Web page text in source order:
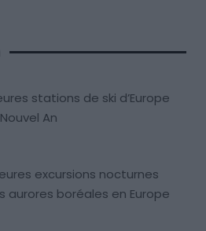
stations de ski d’Europe
An
excursions nocturnes
aurores boréales en Europe